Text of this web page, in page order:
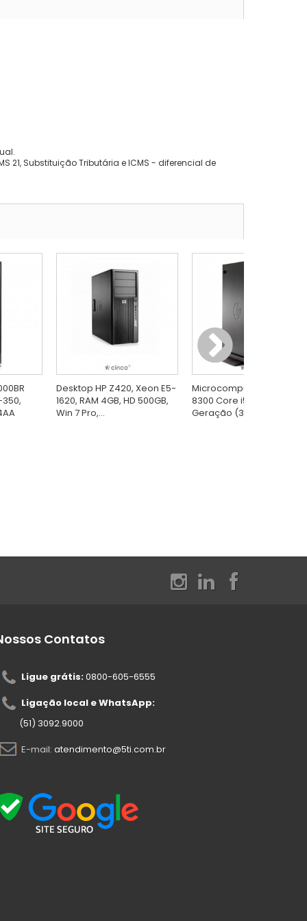
21, Substituição Tributária e ICMS - diferencial de
350,
Desktop HP Z420, Xeon E5-
1620, RAM 4GB, HD 500GB,
Win 7 Pro,...
Microcomputador Elite HP
8300 Core i5-3570 3ª
Geração (3.40GHz)...
Contatos
Ligue grátis:0800-605-6555
Ligação local e WhatsApp:
(51) 3092.9000
E-mail: atendimento@5ti.com.br